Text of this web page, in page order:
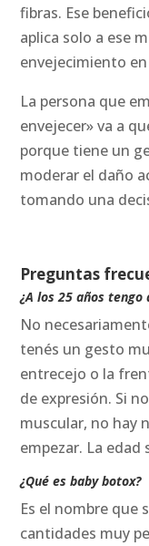
fibras. Ese
aplica solo a ese
envejecimiento
La persona que
envejecer» va a
porque tiene un
moderar el daño
tomando una
Preguntas
¿A los 25 años
No
tenés un gesto
entrecejo o la
de expresión. Si
muscular, no hay
empezar. La
¿Qué es baby botox?
Es el nombre que
cantidades muy